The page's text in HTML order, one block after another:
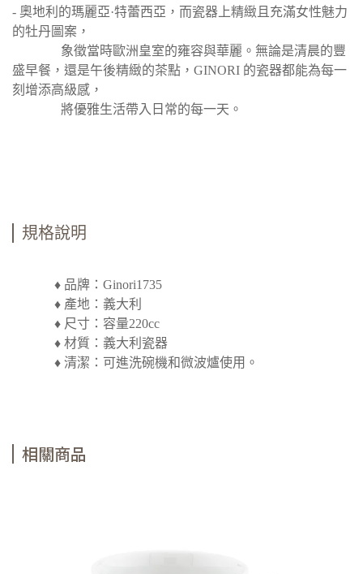
- 奧地利的瑪麗亞·特蕾西亞，而瓷器上精緻且充滿女性魅力
的牡丹圖案，
象徵當時歐洲皇室的雍容與華麗。 無論是清晨的豐
盛早餐，還是午後精緻的茶點，GINORI 的瓷器都能為每一
刻增添高級感，
將優雅生活帶入日常的每一天。
規格說明
♦ 品牌：Ginori1735
♦ 產地：義大利
♦ 尺寸：容量220cc
♦ 材質：義大利瓷器
♦ 清潔：可進洗碗機和微波爐使用。
相關商品